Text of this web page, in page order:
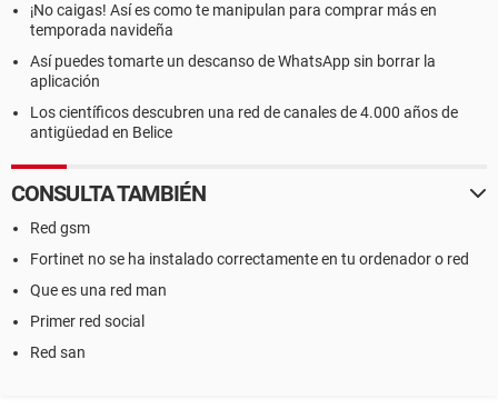
¡No caigas! Así es como te manipulan para comprar más en
temporada navideña
Así puedes tomarte un descanso de WhatsApp sin borrar la
aplicación
Los científicos descubren una red de canales de 4.000 años de
antigüedad en Belice
CONSULTA TAMBIÉN
Red gsm
Fortinet no se ha instalado correctamente en tu ordenador o red
Que es una red man
Primer red social
Red san